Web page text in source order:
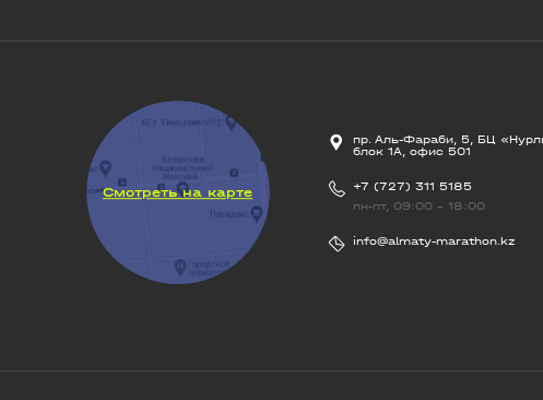
Смотреть на карте
пр. Аль-Фараби, 5, БЦ
блок 1А, офис 501
+7 (727) 311 5185
пн-пт, 09:00 - 18:00
info@almaty-marathon.kz